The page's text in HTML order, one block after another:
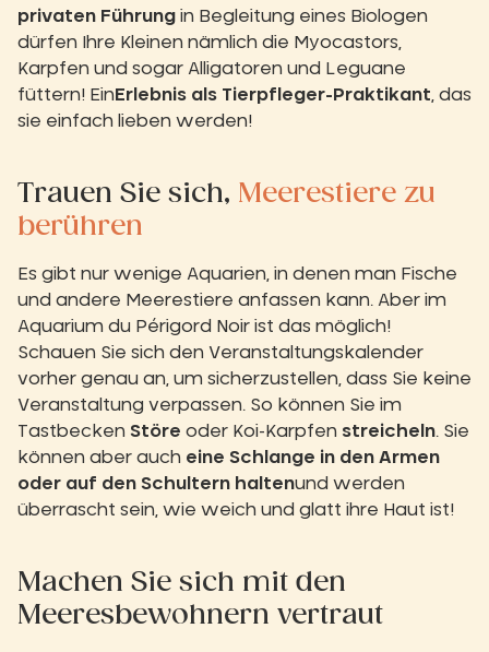
privaten Führung in Begleitung eines Biologen
dürfen Ihre Kleinen nämlich die Myocastors,
Karpfen und sogar Alligatoren und Leguane
füttern! Ein Erlebnis als Tierpfleger-Praktikant , das
sie einfach lieben werden!
Trauen Sie sich, Meerestiere zu
berühren
Es gibt nur wenige Aquarien, in denen man Fische
und andere Meerestiere anfassen kann. Aber im
Aquarium du Périgord Noir ist das möglich!
Schauen Sie sich den Veranstaltungskalender
vorher genau an, um sicherzustellen, dass Sie keine
Veranstaltung verpassen. So können Sie im
Tastbecken Störe oder Koi-Karpfen streicheln. Sie
können aber auch eine Schlange in den Armen
oder auf den Schultern haltenund werden
überrascht sein, wie weich und glatt ihre Haut ist!
Machen Sie sich mit den
Meeresbewohnern vertraut